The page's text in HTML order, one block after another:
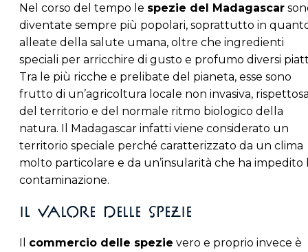
Nel corso del tempo le spezie del Madagascar
diventate sempre più popolari, soprattutto in
alleate della salute umana, oltre che ingredienti
speciali per arricchire di gusto e profumo diversi
Tra le più ricche e prelibate del pianeta, esse sono
frutto di un’agricoltura locale non invasiva,
del territorio e del normale ritmo biologico della
natura. Il Madagascar infatti viene considerato un
territorio speciale perché caratterizzato da un clima
molto particolare e da un’insularità che ha impedito
contaminazione.
Il valore delle spezie
Il commercio delle spezie vero e proprio invece è